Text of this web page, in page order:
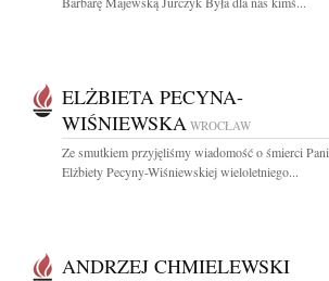
ELŻBIETA PECYNA-
WIŚNIEWSKA WROCŁAW
Ze smutkiem przyjęliśmy wiadomość o śmierci Pani
Elżbiety Pecyny-Wiśniewskiej wieloletniego...
ANDRZEJ CHMIELEWSKI